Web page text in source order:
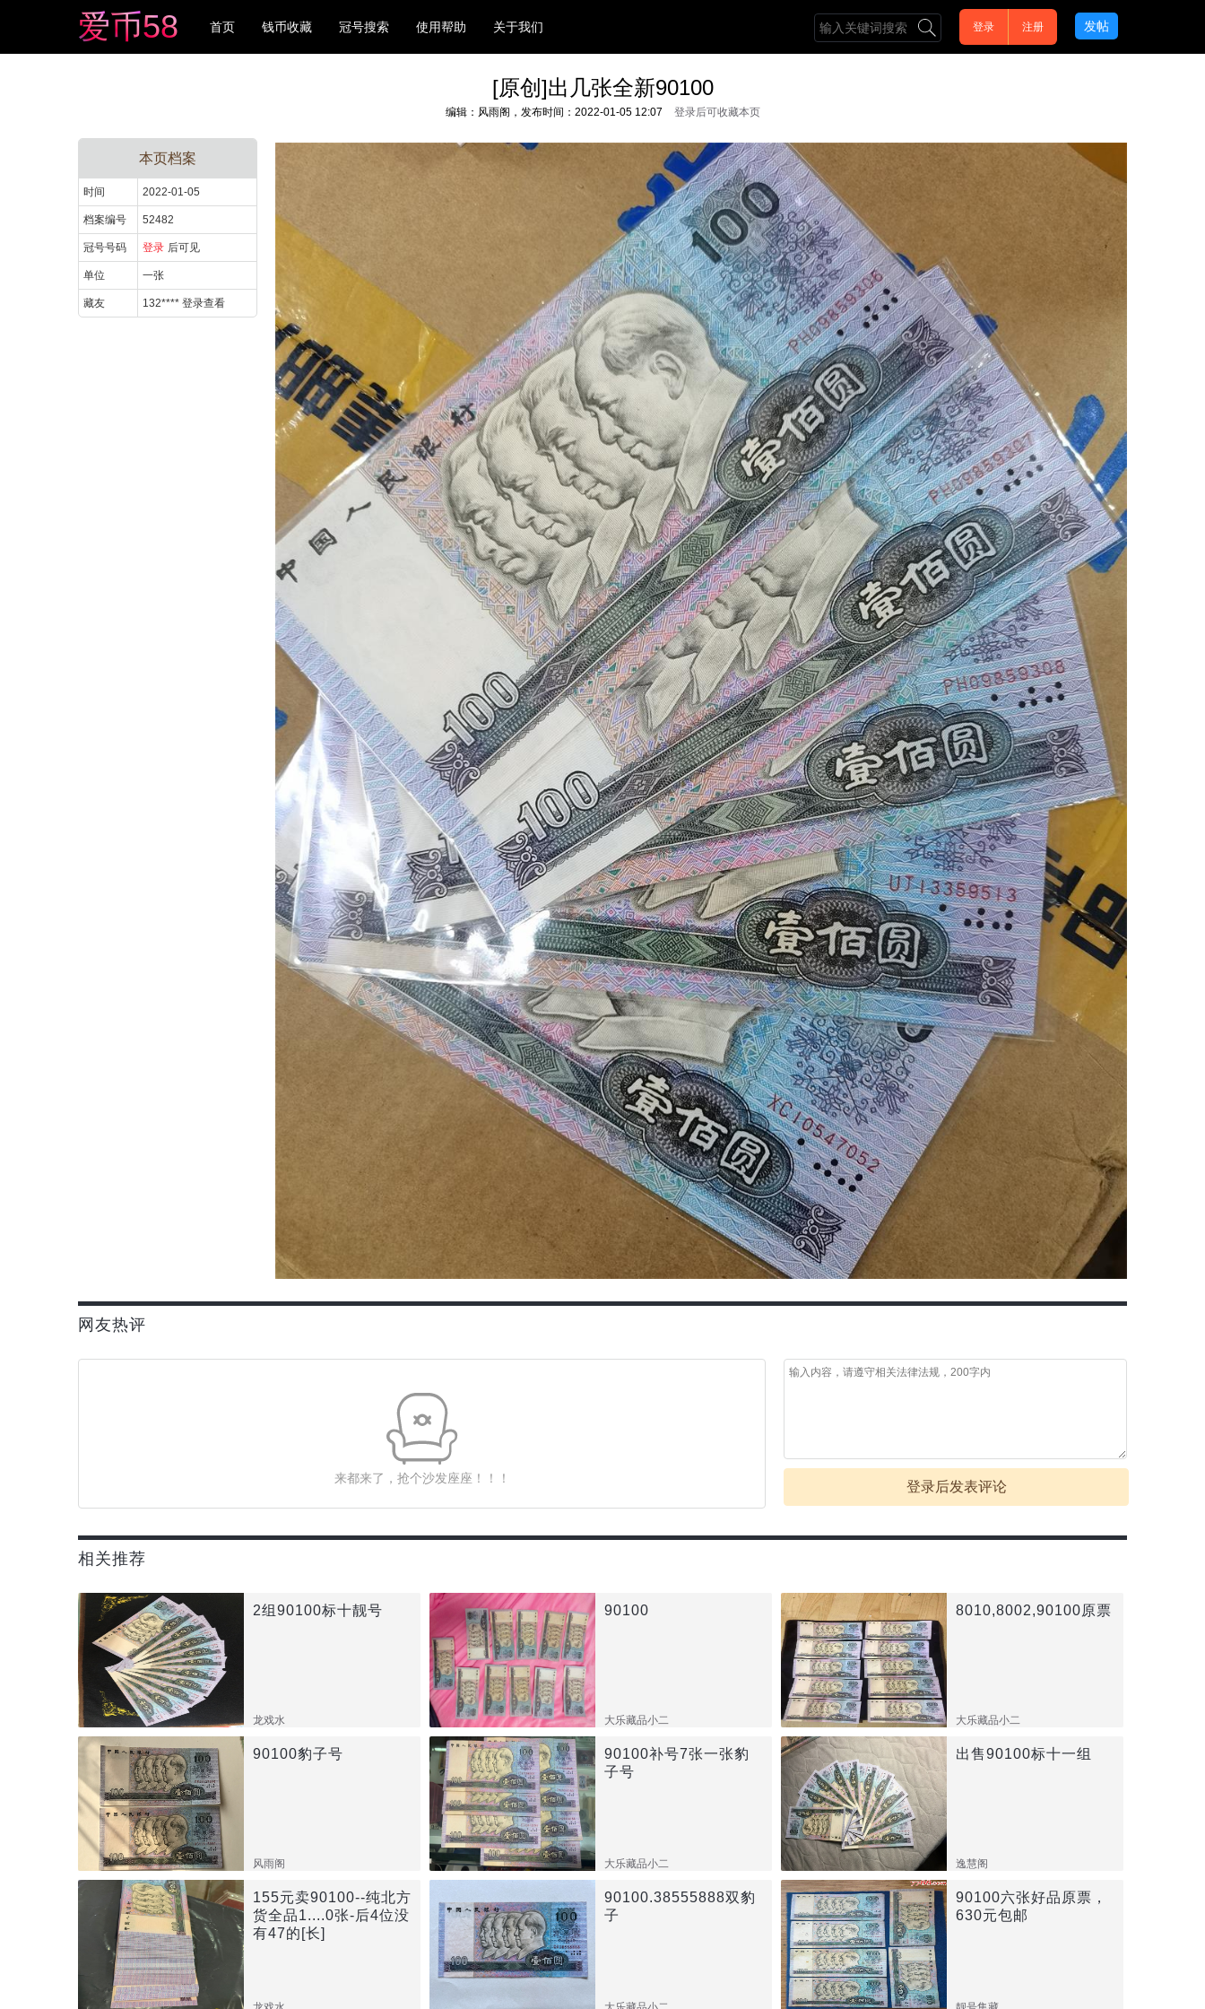
爱币58 首页 钱币收藏 冠号搜索 使用帮助 关于我们 登录 注册 发帖
[原创]出几张全新90100
编辑：风雨阁，发布时间：2022-01-05 12:07 登录后可收藏本页
本页档案
时间 2022-01-05
档案编号 52482
冠号号码 登录 后可见
单位 一张
藏友 132**** 登录查看
网友热评
来都来了，抢个沙发座座！！！
登录后发表评论
相关推荐
2组90100标十靓号
龙戏水
90100
大乐藏品小二
8010,8002,90100原票
大乐藏品小二
90100豹子号
风雨阁
90100补号7张一张豹
子号
大乐藏品小二
出售90100标十一组
逸慧阁
155元卖90100--纯北方
货全品1....0张-后4位没
有47的[长]
90100.38555888双豹
子
90100六张好品原票，
630元包邮